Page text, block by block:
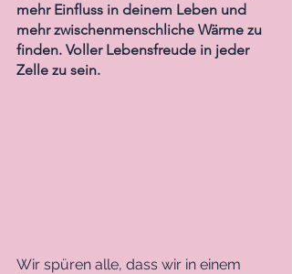
mehr Einfluss in deinem Leben und
mehr zwischenmenschliche Wärme zu
finden. Voller Lebensfreude in jeder
Zelle zu sein.
Wir spüren alle, dass wir in einem